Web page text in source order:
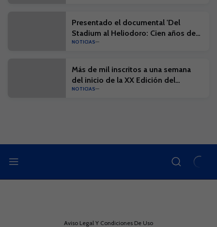
Presentado el documental 'Del
Stadium al Heliodoro: Cien años de
historia'
NOTICIAS
Más de mil inscritos a una semana
del inicio de la XX Edición del
Campus Suma y el I Campus Suma
NOTICIAS
Aviso Legal Y Condiciones De Uso